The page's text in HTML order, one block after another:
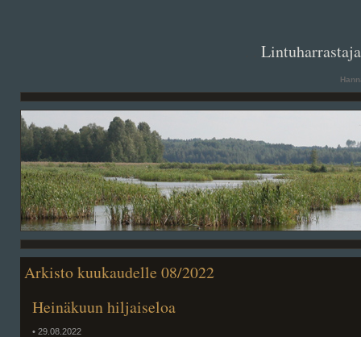
Arkisto kuukaudelle 08/2022
Heinäkuun hiljaiseloa
• 29.08.2022